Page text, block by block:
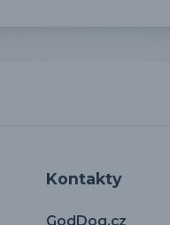
Kontakty
GodDog.cz